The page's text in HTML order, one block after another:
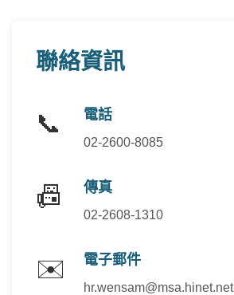
聯絡資訊
📞 電話
02-2600-8085
📠 傳真
02-2608-1310
✉️ 電子郵件
hr.wensam@msa.hinet.net